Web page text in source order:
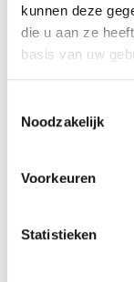
kunnen deze
die u aan ze
basis van uw
Noodzakelijk
Voorkeuren
Statistieken